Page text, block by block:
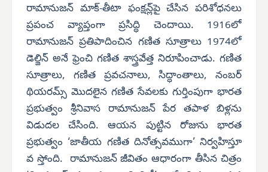
రామానుజన్ మాక్-తీటా ఫంక్షన్ల్‌పై చేసిన పరిశోధనలు
ప్రపంచ వ్యాప్తంగా ప్రసిద్ధి చెందాయి. 1916లో
రామానుజన్ ప్రతిపాదించిన గణిత సూత్రాలు 1974లో
డెల్జిన్ అనే ఫ్రెంచి గణిత శాస్త్రవేత్త నిరూపించాడు. గణిత
సూత్రాలు, గణిత ప్రవచనాలు, సిద్ధాంతాలు, నంబర్
థియరమ్స్ మొదలైన గణిత సేవలకు గుర్తింపుగా భారత
ప్రభుత్వం శ్రీనివాస రామానుజన్ పేర తపాళ బిళ్లను
విడుదల చేసింది. ఆయన పుట్టిన రోజును భారత
ప్రభుత్వం ‘జాతీయ గణిత దినోత్సవముగా’ నిర్వహిస్తూ
వ స్తోంది. రామానుజన్ జీవితం ఆధారంగా తీసిన చిత్రం